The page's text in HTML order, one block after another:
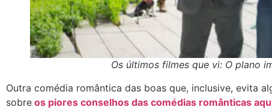
Os últimos filmes que vi: O plano
Outra comédia romântica das boas que, inclusive, evita
sobre os piores conselhos das comédias românticas